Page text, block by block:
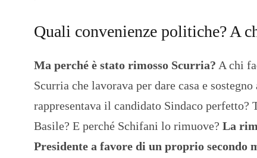
Quali convenienze politiche? A
Ma perché è stato rimosso Scurria? A chi
Scurria che lavorava per dare casa e
rappresentava il candidato Sindaco
Basile? E perché Schifani lo rimuove? La
Presidente a favore di un proprio secondo